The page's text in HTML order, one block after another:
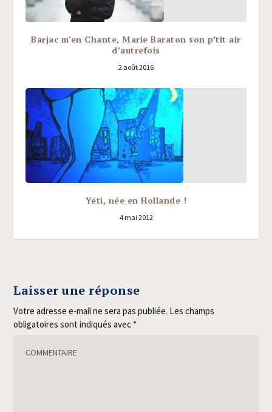
Barjac m’en Chante, Marie Baraton son p’tit air
d’autrefois
2 août 2016
Yéti, née en Hollande !
4 mai 2012
Laisser une réponse
Votre adresse e-mail ne sera pas publiée. Les champs
obligatoires sont indiqués avec *